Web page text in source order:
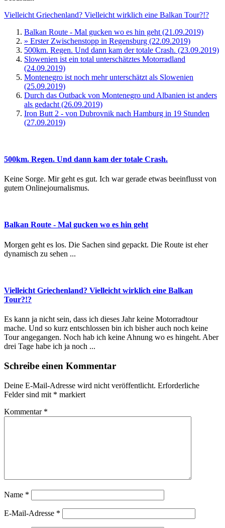
Vielleicht Griechenland? Vielleicht wirklich eine Balkan Tour?!?
Balkan Route - Mal gucken wo es hin geht (21.09.2019)
» Erster Zwischenstopp in Regensburg (22.09.2019)
500km. Regen. Und dann kam der totale Crash. (23.09.2019)
Slowenien ist ein total unterschätztes Motorradland
(24.09.2019)
Montenegro ist noch mehr unterschätzt als Slowenien
(25.09.2019)
Durch das Outback von Montenegro und Albanien ist anders
als gedacht (26.09.2019)
Iron Butt 2 - von Dubrovnik nach Hamburg in 19 Stunden
(27.09.2019)
500km. Regen. Und dann kam der totale Crash.
Keine Sorge. Mir geht es gut. Ich war gerade etwas beeinflusst von
gutem Onlinejournalismus.
Balkan Route - Mal gucken wo es hin geht
Morgen geht es los. Die Sachen sind gepackt. Die Route ist eher
dynamisch zu sehen ...
Vielleicht Griechenland? Vielleicht wirklich eine Balkan
Tour?!?
Es kann ja nicht sein, dass ich dieses Jahr keine Motorradtour
mache. Und so kurz entschlossen bin ich bisher auch noch keine
Tour angegangen. Noch hab ich keine Ahnung wo es hingeht. Aber
drei Tage habe ich ja noch ...
Schreibe einen Kommentar
Deine E-Mail-Adresse wird nicht veröffentlicht. Erforderliche
Felder sind mit * markiert
Kommentar *
Name *
E-Mail-Adresse *